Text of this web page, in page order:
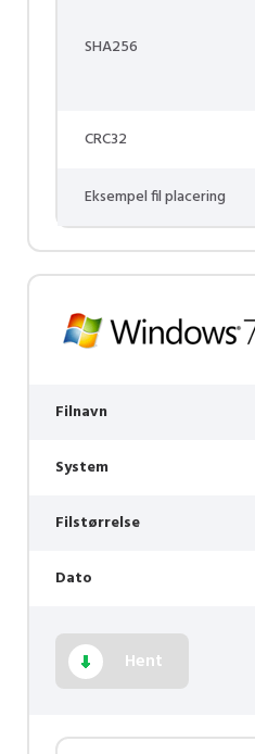
SHA256
CRC32
Eksempel fil placering
Filnavn
System
Filstørrelse
Dato
Hent